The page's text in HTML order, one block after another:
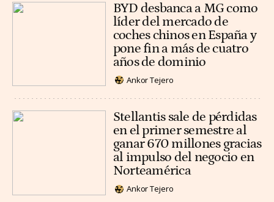
BYD desbanca a MG como
líder del mercado de
coches chinos en España y
pone fin a más de cuatro
años de dominio
Ankor Tejero
Stellantis sale de pérdidas
en el primer semestre al
ganar 670 millones gracias
al impulso del negocio en
Norteamérica
Ankor Tejero